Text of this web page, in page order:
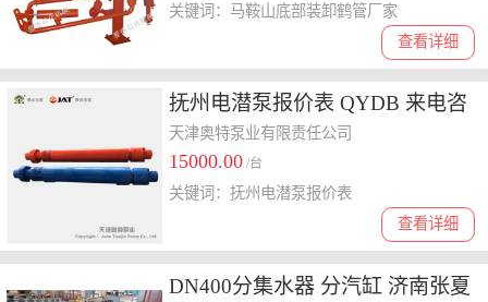
查看详细
关键词：马鞍山底部装卸鹤管厂家
抚州电潜泵报价表 QYDB 来电咨
询
天津奥特泵业有限责任公司
15000.00 /台
查看详细
关键词：抚州电潜泵报价表
DN400分集水器 分汽缸 济南张夏